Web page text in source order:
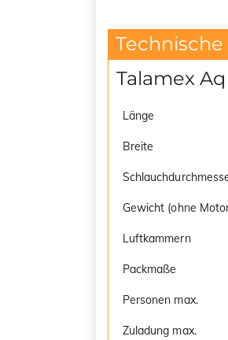
Talamex
Länge
Breite
Gewicht (ohne
Luftkammern
Packmaße
Personen max.
Zuladung max.